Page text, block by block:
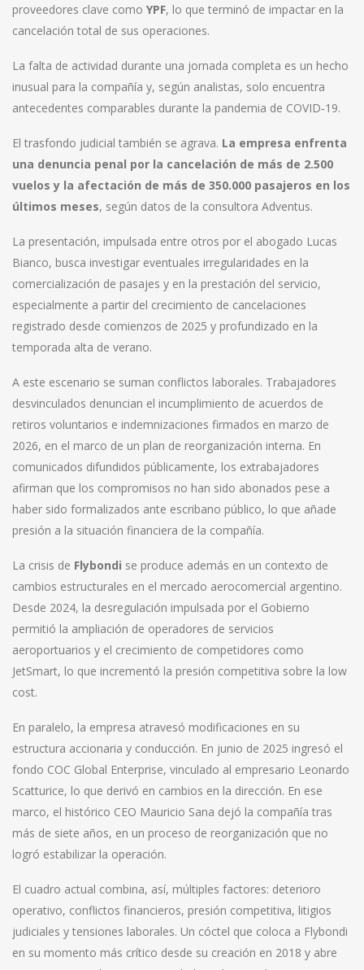
proveedores clave como YPF, lo que terminó de impactar en la
cancelación total de sus operaciones.
La falta de actividad durante una jornada completa es un hecho
inusual para la compañía y, según analistas, solo encuentra
antecedentes comparables durante la pandemia de COVID‑19.
El trasfondo judicial también se agrava. La empresa enfrenta
una denuncia penal por la cancelación de más de 2.500
vuelos y la afectación de más de 350.000 pasajeros en los
últimos meses, según datos de la consultora Adventus.
La presentación, impulsada entre otros por el abogado Lucas
Bianco, busca investigar eventuales irregularidades en la
comercialización de pasajes y en la prestación del servicio,
especialmente a partir del crecimiento de cancelaciones
registrado desde comienzos de 2025 y profundizado en la
temporada alta de verano.
A este escenario se suman conflictos laborales. Trabajadores
desvinculados denuncian el incumplimiento de acuerdos de
retiros voluntarios e indemnizaciones firmados en marzo de
2026, en el marco de un plan de reorganización interna. En
comunicados difundidos públicamente, los extrabajadores
afirman que los compromisos no han sido abonados pese a
haber sido formalizados ante escribano público, lo que añade
presión a la situación financiera de la compañía.
La crisis de Flybondi se produce además en un contexto de
cambios estructurales en el mercado aerocomercial argentino.
Desde 2024, la desregulación impulsada por el Gobierno
permitió la ampliación de operadores de servicios
aeroportuarios y el crecimiento de competidores como
JetSmart, lo que incrementó la presión competitiva sobre la low
cost.
En paralelo, la empresa atravesó modificaciones en su
estructura accionaria y conducción. En junio de 2025 ingresó el
fondo COC Global Enterprise, vinculado al empresario Leonardo
Scatturice, lo que derivó en cambios en la dirección. En ese
marco, el histórico CEO Mauricio Sana dejó la compañía tras
más de siete años, en un proceso de reorganización que no
logró estabilizar la operación.
El cuadro actual combina, así, múltiples factores: deterioro
operativo, conflictos financieros, presión competitiva, litigios
judiciales y tensiones laborales. Un cóctel que coloca a Flybondi
en su momento más crítico desde su creación en 2018 y abre